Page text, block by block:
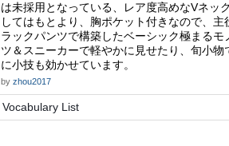
は未採用となっている、レア度高めなVネッ
してはもとより、胸ポケット付きなので、
ラックパンツで構築したベーシック極まる
ツ＆スニーカーで軽やかに見せたり、旬小
に小技も効かせています。
by zhou2017
Vocabulary List